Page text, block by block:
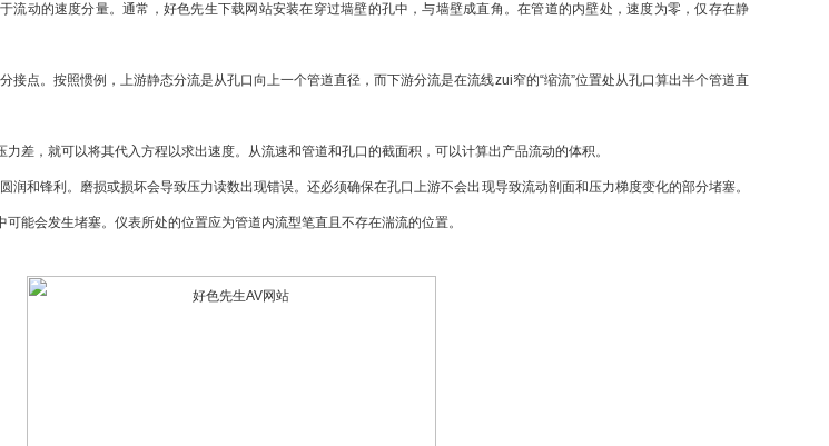
动的速度分量。通常，好色先生下载网站安装在穿过墙壁的孔中，与墙壁成直角。在管道的内壁处，速度为零，仅存在静
接点。按照惯例，上游静态分流是从孔口向上一个管道直径，而下游分流是在流线zui窄的“缩流”位置处从孔口算出半个管道直
，就可以将其代入方程以求出速度。从流速和管道和孔口的截面积，可以计算出产品流动的体积。
润和锋利。磨损或损坏会导致压力读数出现错误。还必须确保在孔口上游不会出现导致流动剖面和压力梯度变化的部分堵塞。
能会发生堵塞。仪表所处的位置应为管道内流型笔直且不存在湍流的位置。